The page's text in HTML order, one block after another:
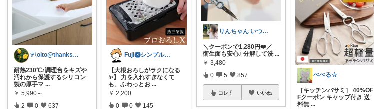
𓍯oito@thanks ꕮ…
耐熱230℃♪調理台をキズや
汚れから保護するシリコン
製の厚手マ ...
￥ 5,990～
2 0 637
Fuji🥝シンプルグッズ好き
【大根おろしがラクになる
✨】 力を入れすぎなくて
も、ふわっとお ...
￥ 2,200
0 0 145
りんちゃん いつもありがとう⑅◡̈*♡
＼クーポンで1,280円❤️／
衛生面も安心♪ 分解して洗 ...
￥ 3,480
0 5 857
コレ いいね
べべる☆
［キッチンバサミ］ 40%OF
Fクーポン キャップ付き 送
料無 ...